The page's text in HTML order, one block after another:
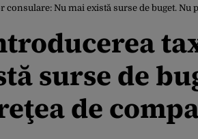
consulare: Nu mai există surse de buget.
surse de
de